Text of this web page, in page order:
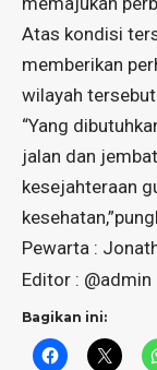
Atas kondisi
memberikan
wilayah
“Yang
jalan dan
kesejahteraan
Pewarta :
Editor : @admin
Bagikan ini: